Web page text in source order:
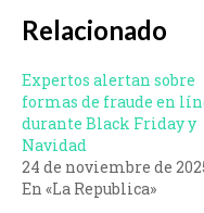
Relacionado
Expertos alertan sobre
formas de fraude en
durante Black Friday y
Navidad
24 de noviembre de
En «La Republica»